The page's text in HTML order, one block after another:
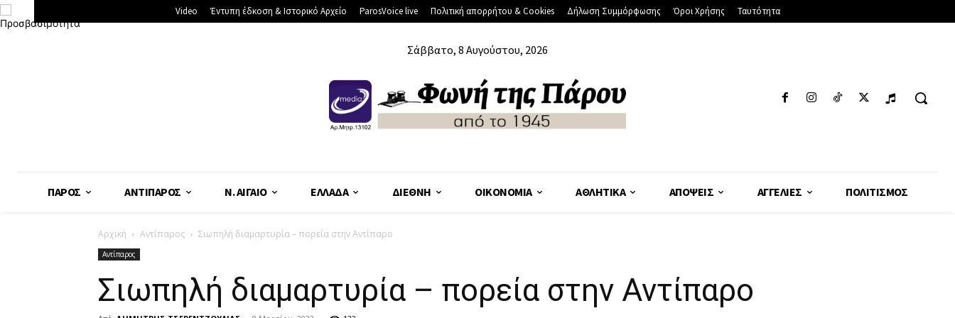
Video Έντυπη έδκοση & Ιστορικό Αρχείο ParosVoice live Πολιτική απορρήτου & Cookies Δήλωση Συμμόρφωσης Όροι Χρήσης Ταυτότητα
Σάββατο, 8 Αυγούστου, 2026
ΠΆΡΟΣ ΑΝΤΊΠΑΡΟΣ Ν. ΑΙΓΑΊΟ ΕΛΛΆΔΑ ΔΙΕΘΝΉ ΟΙΚΟΝΟΜΊΑ ΑΘΛΗΤΙΚΆ ΑΠΌΨΕΙΣ ΑΓΓΕΛΊΕΣ ΠΟΛΙΤΙΣΜΌΣ
Αρχική Αντίπαρος Σιωπηλή διαμαρτυρία – πορεία στην Αντίπαρο
Αντίπαρος
Σιωπηλή διαμαρτυρία – πορεία στην Αντίπαρο